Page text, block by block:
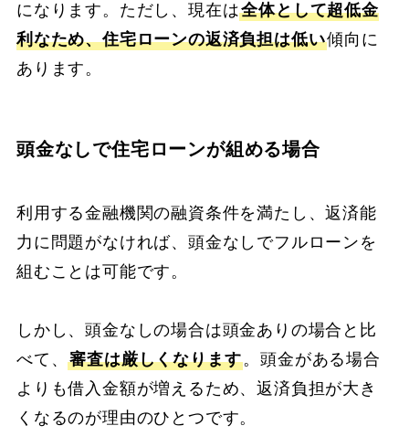
になります。ただし、現在は全体として超低金
利なため、住宅ローンの返済負担は低い傾向に
あります。
頭金なしで住宅ローンが組める場合
利用する金融機関の融資条件を満たし、返済能
力に問題がなければ、頭金なしでフルローンを
組むことは可能です。
しかし、頭金なしの場合は頭金ありの場合と比
べて、審査は厳しくなります。頭金がある場合
よりも借入金額が増えるため、返済負担が大き
くなるのが理由のひとつです。